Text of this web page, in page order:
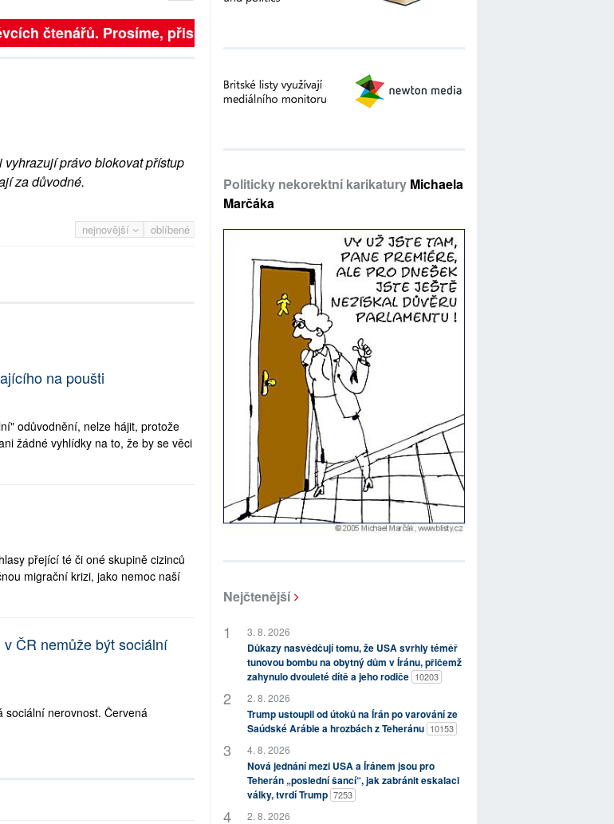
čtenářů. Prosíme, přispějte. ➥
právo blokovat přístup
za důvodné.
nejnovější oblíbené
na poušti
odůvodnění, nelze hájit, protože
žádné vyhlídky na to, že by se věci
přející té či oné skupině cizinců
migrační krizi, jako nemoc naší
ČR nemůže být sociální
sociální nerovnost. Červená
Politicky nekorektní karikatury Michaela
Marčáka
Nejčtenější
3. 8. 2026
Důkazy nasvědčují tomu, že USA svrhly téměř
tunovou bombu na obytný dům v Íránu, přičemž
zahynulo dvouleté dítě a jeho rodiče 10203
2. 8. 2026
Trump ustoupil od útoků na Írán po varování ze
Saúdské Arábie a hrozbách z Teheránu 10153
4. 8. 2026
Nová jednání mezi USA a Íránem jsou pro
Teherán „poslední šancí“, jak zabránit eskalaci
války, tvrdí Trump 7253
2. 8. 2026